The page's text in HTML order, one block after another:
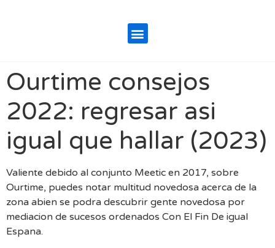
Ourtime consejos
2022: regresar asi
igual que hallar (2023)
Valiente debido al conjunto Meetic en 2017, sobre
Ourtime, puedes notar multitud novedosa acerca de la
zona abien se podra descubrir gente novedosa por
mediacion de sucesos ordenados Con El Fin De igual
Espana.